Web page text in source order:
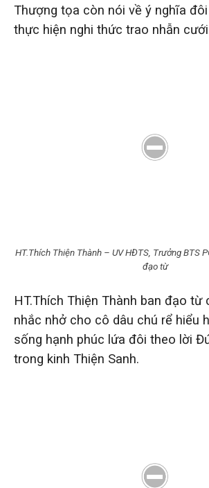
Thượng tọa còn nói về ý nghĩa
thực hiện nghi thức trao nhẫn
HT.Thích Thiện Thành – UV HĐTS, Trưởng BTS
đạo từ
HT.Thích Thiện Thành ban đạo từ
nhắc nhở cho cô dâu chú rể hiểu
sống hạnh phúc lứa đôi theo lời
trong kinh Thiện Sanh.